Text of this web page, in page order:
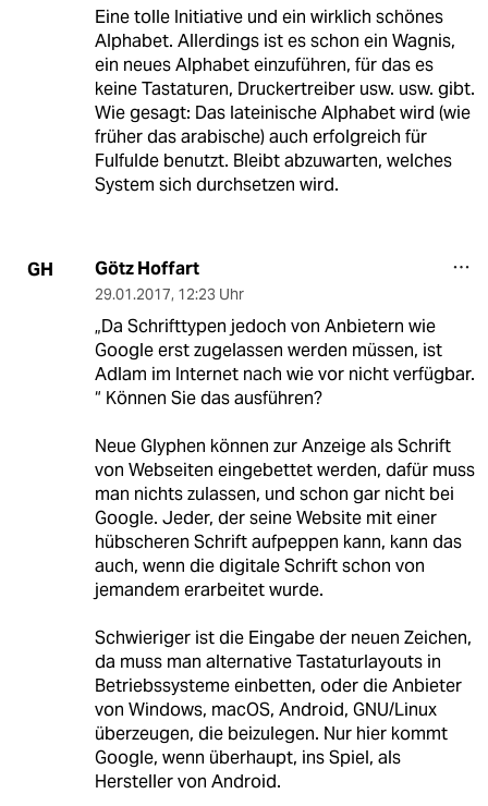
Eine tolle Initiative und ein wirklich schönes
Alphabet. Allerdings ist es schon ein Wagnis,
ein neues Alphabet einzuführen, für das es
keine Tastaturen, Druckertreiber usw. usw. gibt.
Wie gesagt: Das lateinische Alphabet wird (wie
früher das arabische) auch erfolgreich für
Fulfulde benutzt. Bleibt abzuwarten, welches
System sich durchsetzen wird.
GH Götz Hoffart
29.01.2017, 12:23 Uhr
„Da Schrifttypen jedoch von Anbietern wie
Google erst zugelassen werden müssen, ist
Adlam im Internet nach wie vor nicht verfügbar.
“ Können Sie das ausführen?
Neue Glyphen können zur Anzeige als Schrift
von Webseiten eingebettet werden, dafür muss
man nichts zulassen, und schon gar nicht bei
Google. Jeder, der seine Website mit einer
hübscheren Schrift aufpeppen kann, kann das
auch, wenn die digitale Schrift schon von
jemandem erarbeitet wurde.
Schwieriger ist die Eingabe der neuen Zeichen,
da muss man alternative Tastaturlayouts in
Betriebssysteme einbetten, oder die Anbieter
von Windows, macOS, Android, GNU/Linux
überzeugen, die beizulegen. Nur hier kommt
Google, wenn überhaupt, ins Spiel, als
Hersteller von Android.